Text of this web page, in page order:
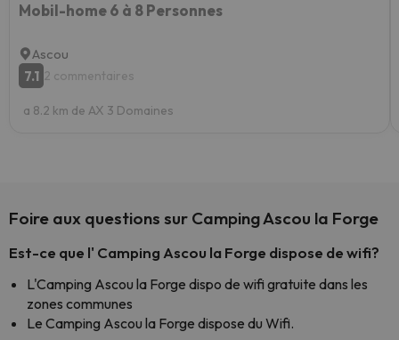
Mobil-home 6 à 8 Personnes
Ascou
7.1 2 commentaires
a 8.2 km de AX 3 Domaines
Foire aux questions sur Camping Ascou la Forge
Est-ce que l' Camping Ascou la Forge dispose de wifi?
L'Camping Ascou la Forge dispo de wifi gratuite dans les
zones communes
Le Camping Ascou la Forge dispose du Wifi.